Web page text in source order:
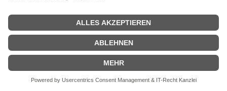
HP 302/304 - 2 ml - pigmentiertes
Schwarz - original
HP 302/304 - 2 ml - pigmentiertes Schwarz - original -
Blisterverpackung - Tintenpatrone - für AMP 130; Deskjet 1110,
21XX, 26XX, 36XX, 37XX; ENVY 45XX, 50XX; Officejet 38XX,